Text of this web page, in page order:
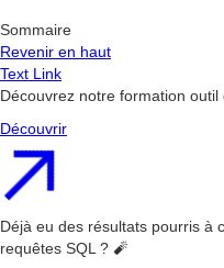
Sommaire
Revenir en haut
Text Link
Découvrez notre formation outil
Découvrir
Déjà eu des résultats pourris à
requêtes SQL ? 🧨